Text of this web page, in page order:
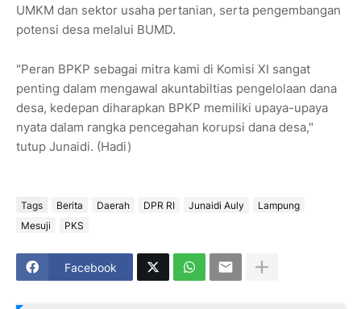
UMKM dan sektor usaha pertanian, serta pengembangan
potensi desa melalui BUMD.
"Peran BPKP sebagai mitra kami di Komisi XI sangat
penting dalam mengawal akuntabiltias pengelolaan dana
desa, kedepan diharapkan BPKP memiliki upaya-upaya
nyata dalam rangka pencegahan korupsi dana desa,"
tutup Junaidi. (Hadi)
Tags Berita Daerah DPR RI Junaidi Auly
Lampung
Mesuji
PKS
Facebook